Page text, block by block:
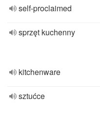
self-proclaimed
sprzęt kuchenny
kitchenware
sztućce